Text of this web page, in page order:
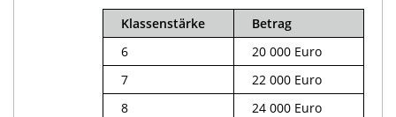
Klassenstärke
Betrag
6
20 000 Euro
7
22 000 Euro
8
24 000 Euro